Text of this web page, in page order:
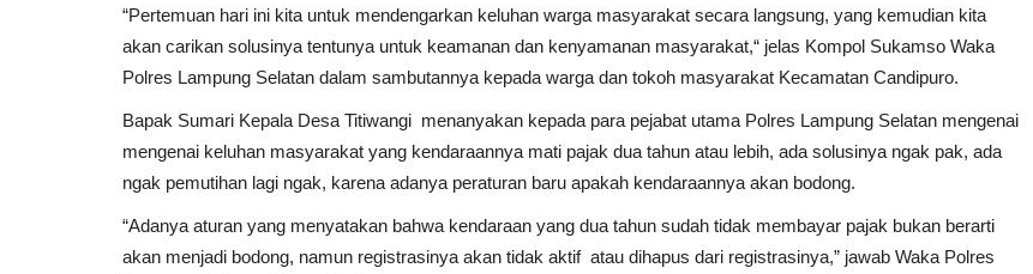
“Pertemuan hari ini kita untuk mendengarkan keluhan warga masyarakat secara langsung, yang kemudian kita
akan carikan solusinya tentunya untuk keamanan dan kenyamanan masyarakat,“ jelas Kompol Sukamso Waka
Polres Lampung Selatan dalam sambutannya kepada warga dan tokoh masyarakat Kecamatan Candipuro.
Bapak Sumari Kepala Desa Titiwangi menanyakan kepada para pejabat utama Polres Lampung Selatan mengenai
mengenai keluhan masyarakat yang kendaraannya mati pajak dua tahun atau lebih, ada solusinya ngak pak, ada
ngak pemutihan lagi ngak, karena adanya peraturan baru apakah kendaraannya akan bodong.
“Adanya aturan yang menyatakan bahwa kendaraan yang dua tahun sudah tidak membayar pajak bukan berarti
akan menjadi bodong, namun registrasinya akan tidak aktif atau dihapus dari registrasinya,” jawab Waka Polres